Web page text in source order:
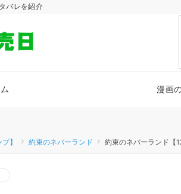
バレを紹介
漫画
】 約束のネバーランド 約束のネバーランド【